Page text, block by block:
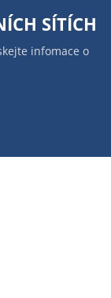
SÍTÍCH
infomace o